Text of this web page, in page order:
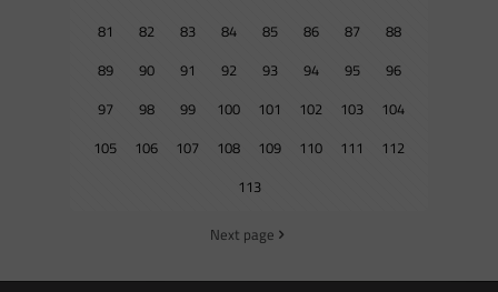
81
82 83 84 85 86 87
88
89
90 91 92 93 94 95
96
97
98 99 100 101 102 103
104
105
106 107 108 109 110 111
112
113
Next page